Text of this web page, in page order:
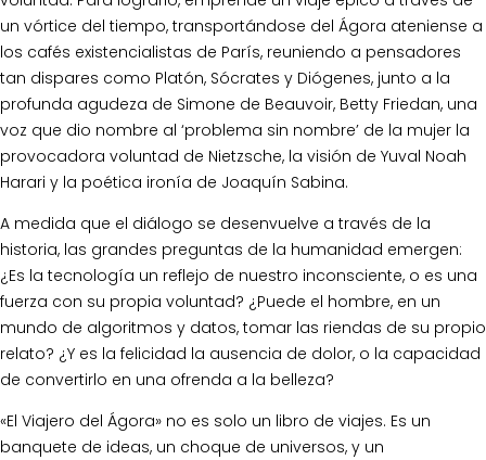
un vórtice del tiempo, transportándose del Ágora ateniense a
los cafés existencialistas de París, reuniendo a pensadores
tan dispares como Platón, Sócrates y Diógenes, junto a la
profunda agudeza de Simone de Beauvoir, Betty Friedan, una
voz que dio nombre al ‘problema sin nombre’ de la mujer la
provocadora voluntad de Nietzsche, la visión de Yuval Noah
Harari y la poética ironía de Joaquín Sabina.
A medida que el diálogo se desenvuelve a través de la
historia, las grandes preguntas de la humanidad emergen:
¿Es la tecnología un reflejo de nuestro inconsciente, o es una
fuerza con su propia voluntad? ¿Puede el hombre, en un
mundo de algoritmos y datos, tomar las riendas de su propio
relato? ¿Y es la felicidad la ausencia de dolor, o la capacidad
de convertirlo en una ofrenda a la belleza?
«El Viajero del Ágora» no es solo un libro de viajes. Es un
banquete de ideas, un choque de universos, y un